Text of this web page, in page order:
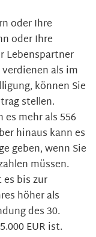
oder Ihre
oder Ihre
Lebenspartner
als im
können Sie
stellen.
mehr als 556
hinaus kann es
geben, wenn Sie
müssen.
bis zur
höher als
des 30.
EUR ist.